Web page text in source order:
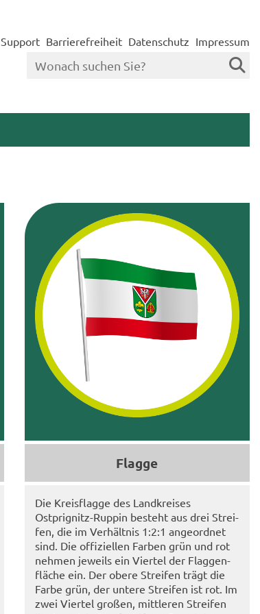
Support Barrierefreiheit Datenschutz Impressum
Flag­ge
Die Kreis­flag­ge des Land­krei­ses
Ostprignitz-​​Rup­pin be­steht aus drei Strei­
fen, die im Ver­hält­nis 1:2:1 an­ge­ord­net
sind. Die of­fi­zi­el­len Far­ben grün und rot
neh­men je­weils ein Vier­tel der Flag­gen­
flä­che ein. Der obere Strei­fen trägt die
Farbe grün, der un­te­re Strei­fen ist rot. Im
zwei Vier­tel gro­ßen, mitt­le­ren Strei­fen